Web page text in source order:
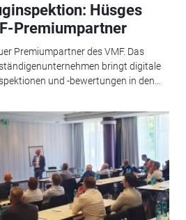
Hüsges
Premiumpartner
Premiumpartner des VMF. Das
bringt digitale
und -bewertungen in den...